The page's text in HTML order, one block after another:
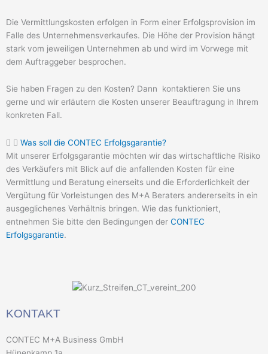
Die Vermittlungskosten erfolgen in Form einer Erfolgsprovision im
Falle des Unternehmensverkaufes. Die Höhe der Provision hängt
stark vom jeweiligen Unternehmen ab und wird im Vorwege mit
dem Auftraggeber besprochen.
Sie haben Fragen zu den Kosten? Dann kontaktieren Sie uns
gerne und wir erläutern die Kosten unserer Beauftragung in Ihrem
konkreten Fall.
Was soll die CONTEC Erfolgsgarantie?
Mit unserer Erfolgsgarantie möchten wir das wirtschaftliche Risiko
des Verkäufers mit Blick auf die anfallenden Kosten für eine
Vermittlung und Beratung einerseits und die Erforderlichkeit der
Vergütung für Vorleistungen des M+A Beraters andererseits in ein
ausgeglichenes Verhältnis bringen. Wie das funktioniert,
entnehmen Sie bitte den Bedingungen der CONTEC
Erfolgsgarantie.
KONTAKT
CONTEC M+A Business GmbH